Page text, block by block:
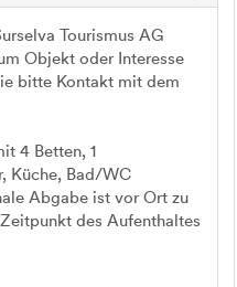
Tourismus AG
Objekt oder Interesse
bitte Kontakt mit dem
4 Betten, 1
Küche, Bad/WC
Abgabe ist vor Ort zu
des Aufenthaltes